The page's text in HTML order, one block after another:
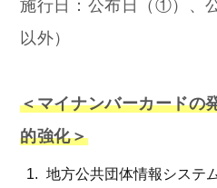
施行日：公布日（①）、
以外）
＜マイナンバーカードの
的強化＞
地方公共団体情報システ